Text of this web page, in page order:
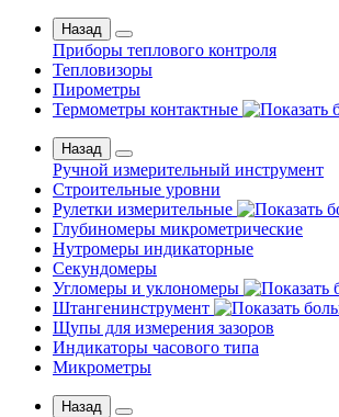
Назад
Приборы теплового контроля
Тепловизоры
Пирометры
Термометры контактные
Назад
Ручной измерительный инструмент
Строительные уровни
Рулетки измерительные
Глубиномеры микрометрические
Нутромеры индикаторные
Секундомеры
Угломеры и уклономеры
Штангенинструмент
Щупы для измерения зазоров
Индикаторы часового типа
Микрометры
Назад